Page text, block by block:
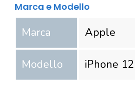
Marca e Modello
Marca Apple
Modello iPhone